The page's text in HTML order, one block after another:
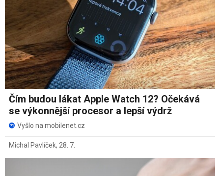
Čím budou lákat Apple Watch 12? Očekává
se výkonnější procesor a lepší výdrž
Vyšlo na mobilenet.cz
Michal Pavlíček, 28. 7.